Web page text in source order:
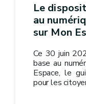
Le
au
sur Mon
Ce 30 juin
base au
Espace, le
pour les